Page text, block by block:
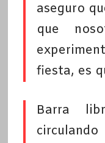
aseguro
que
fiesta, es
Barra